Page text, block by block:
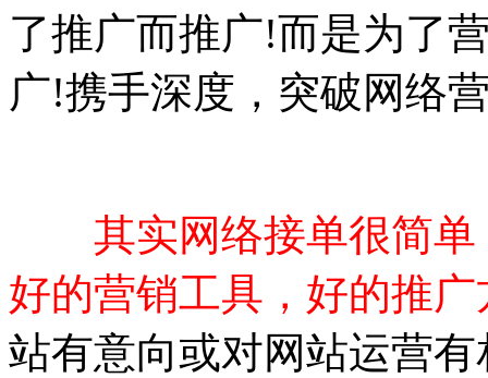
了推广而推广!而是为了
广!携手深度，突破网络
其实网络接单很简
好的营销工具，好的推广
站有意向或对网站运营